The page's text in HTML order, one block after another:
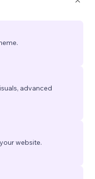
advanced
website.